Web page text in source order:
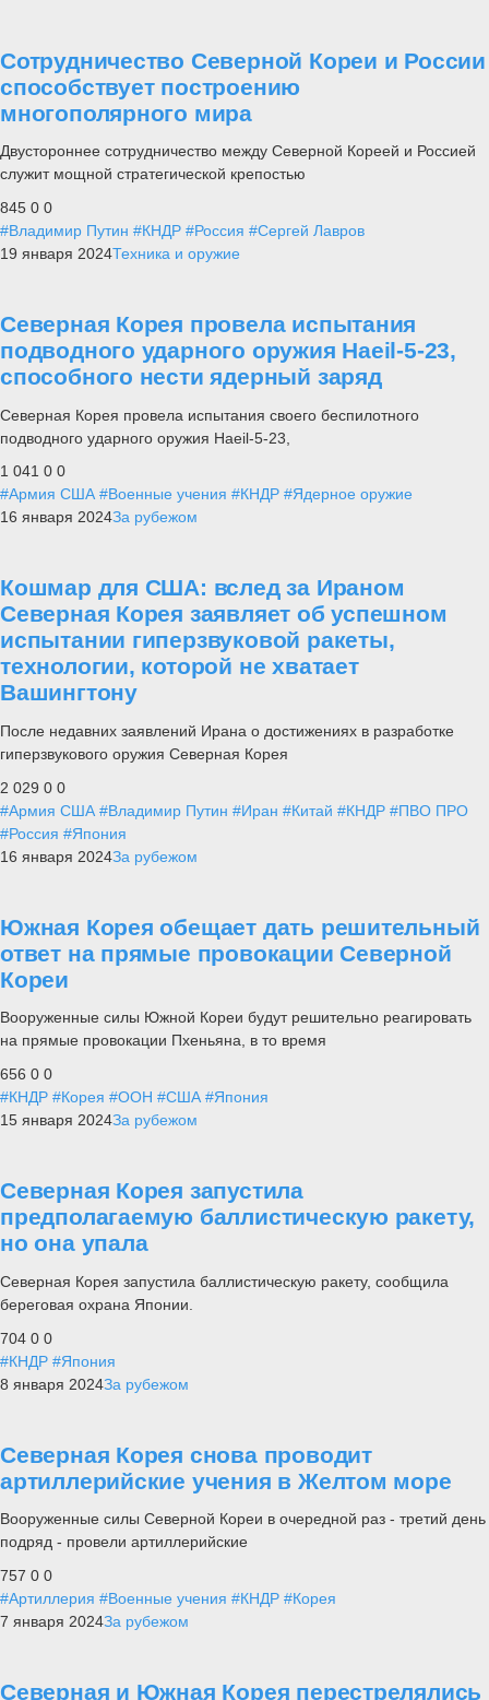
Сотрудничество Северной Кореи и России
способствует построению
многополярного мира
Двустороннее сотрудничество между Северной Кореей и Россией
служит мощной стратегической крепостью
845 0 0
#Владимир Путин #КНДР #Россия #Сергей Лавров
19 января 2024Техника и оружие
Северная Корея провела испытания
подводного ударного оружия Haeil-5-23,
способного нести ядерный заряд
Северная Корея провела испытания своего беспилотного
подводного ударного оружия Haeil-5-23,
1 041 0 0
#Армия США #Военные учения #КНДР #Ядерное оружие
16 января 2024За рубежом
Кошмар для США: вслед за Ираном
Северная Корея заявляет об успешном
испытании гиперзвуковой ракеты,
технологии, которой не хватает
Вашингтону
После недавних заявлений Ирана о достижениях в разработке
гиперзвукового оружия Северная Корея
2 029 0 0
#Армия США #Владимир Путин #Иран #Китай #КНДР #ПВО ПРО
#Россия #Япония
16 января 2024За рубежом
Южная Корея обещает дать решительный
ответ на прямые провокации Северной
Кореи
Вооруженные силы Южной Кореи будут решительно реагировать
на прямые провокации Пхеньяна, в то время
656 0 0
#КНДР #Корея #ООН #США #Япония
15 января 2024За рубежом
Северная Корея запустила
предполагаемую баллистическую ракету,
но она упала
Северная Корея запустила баллистическую ракету, сообщила
береговая охрана Японии.
704 0 0
#КНДР #Япония
8 января 2024За рубежом
Северная Корея снова проводит
артиллерийские учения в Желтом море
Вооруженные силы Северной Кореи в очередной раз - третий день
подряд - провели артиллерийские
757 0 0
#Артиллерия #Военные учения #КНДР #Корея
7 января 2024За рубежом
Северная и Южная Корея перестрелялись